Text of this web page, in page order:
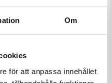
Om
för att anpassa innehållet